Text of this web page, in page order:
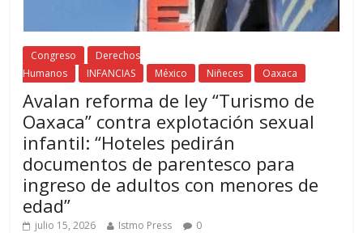
Congreso
Derechos
Humanos
INFANCIAS México Niñeces Oaxaca
Avalan reforma de ley “Turismo de
Oaxaca” contra explotación sexual
infantil: “Hoteles pedirán
documentos de parentesco para
ingreso de adultos con menores de
edad”
julio 15, 2026 Istmo Press 0